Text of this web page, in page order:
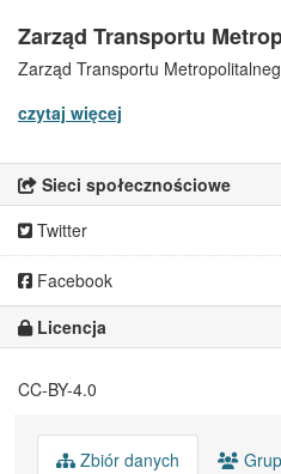
Zarząd Transportu
Zarząd Transportu
czytaj więcej
Sieci społecznościowe
Twitter
Facebook
Licencja
CC-BY-4.0
Zbiór danych